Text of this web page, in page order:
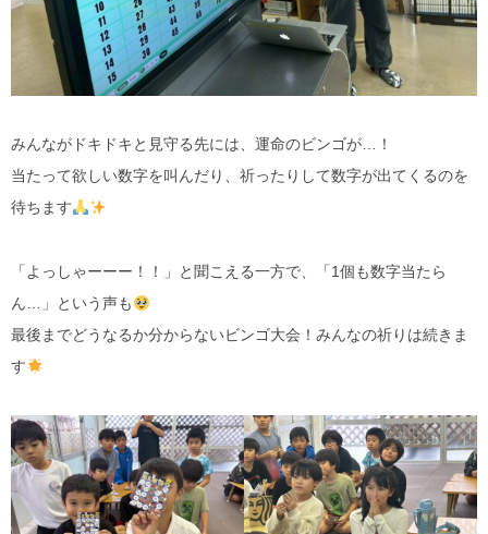
みんながドキドキと見守る先には、運命のビンゴが…！
当たって欲しい数字を叫んだり、祈ったりして数字が出てくるのを
待ちます
「よっしゃーーー！！」と聞こえる一方で、「1個も数字当たら
ん…」という声も
最後までどうなるか分からないビンゴ大会！みんなの祈りは続きま
す